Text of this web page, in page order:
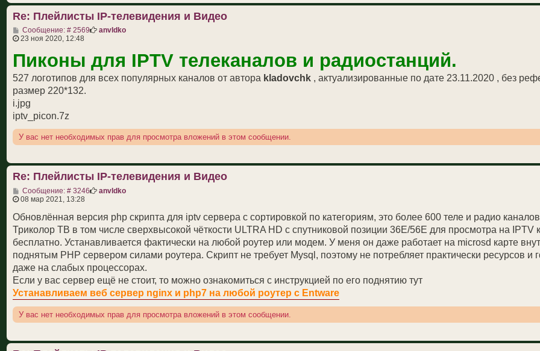
#EXTVLCOPT--http-reconnect=true
';
$current_m3u_t = explode("#EXTINF", $current_m3u);
foreach($current_m3u_t as $c){
$url_block = explode("#EXTINF", $c);
$url_block = $url_block[0];
$tvg_name = explode("\"", $tvg_name[1]);
$tvg_name = $tvg_name[0];
$tvg_id = explode('tvg-id="', $url_block);
$tvg_id = explode("\"", $tvg_id[1]);
$tvg_id = $tvg_id[0];
$tvg_logo = explode('tvg-logo="', $url_block);
$tvg_logo = explode("\"", $tvg_logo[1]);
$tvg_logo = $tvg_logo[0];
$tvg_chno = explode('tvg-chno="', $url_block);
$tvg_chno = explode("\"", $tvg_chno[1]);
$tvg_chno = $tvg_chno[0];
$chenal_name = explode(",", $url_block);
$chenal_name = explode("\n", $chenal_name[1]);
$chenal_name = preg_replace("/ {2,}/"," ",$chenal_name);
Re: Плейлисты IP-телевидения и Видео
Сообщение: # 2569С
щ
е
н
anvldko
23 ноя 2020, 12:48
Пиконы для IPTV телеканалов и радиостанций.
527 логотипов для всех популярных каналов от автора kladovchk , актуализированные по дате 23.11.2020 , без
размер 220*132.
i.jpg
iptv_picon.7z
У вас нет необходимых прав для просмотра вложений в этом сообщении.
Re: Плейлисты IP-телевидения и Видео
Сообщение: # 3246С
б
щ
е
н
е
anvldko
08 мар 2021, 13:28
Обновлённая версия php скрипта для iptv сервера с сортировкой по категориям, это более 600 теле и радио
Триколор ТВ в том числе сверхвысокой чёткости ULTRA HD с спутниковой позиции 36E/56E для просмотра на IPTV
бесплатно. Устанавливается фактически на любой роутер или модем. У меня он даже работает на microsd карте
поднятым PHP сервером силами роутера. Скрипт не требует Mysql, поэтому не потребляет практически ресурсов и
даже на слабых процессорах.
Если у вас сервер ещё не стоит, то можно ознакомиться с инструкцией по его поднятию тут
Устанавливаем веб сервер nginx и php7 на любой роутер с Entware
У вас нет необходимых прав для просмотра вложений в этом сообщении.